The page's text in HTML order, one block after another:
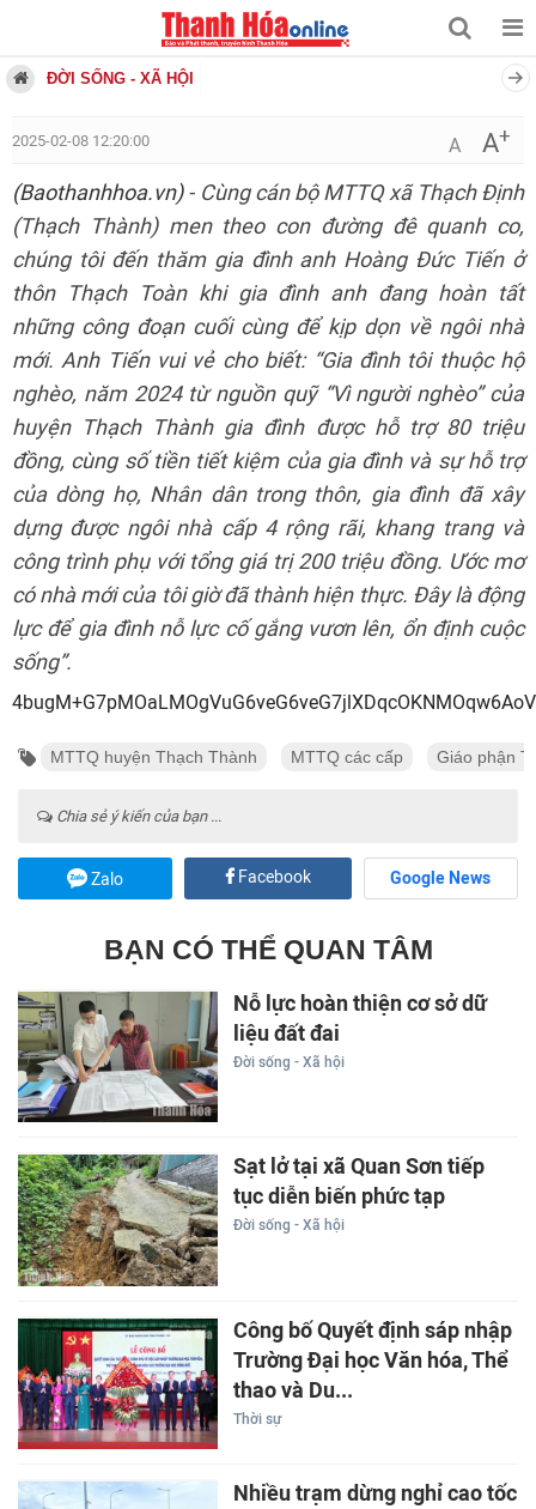
ĐỜI SỐNG - XÃ HỘI
2025-02-08 12:20:00 A A+
(Baothanhhoa.vn)- Cùng cán bộ MTTQ xã Thạch Định
(Thạch Thành) men theo con đường đê quanh co,
chúng tôi đến thăm gia đình anh Hoàng Đức Tiến ở
thôn Thạch Toàn khi gia đình anh đang hoàn tất
những công đoạn cuối cùng để kịp dọn về ngôi nhà
mới. Anh Tiến vui vẻ cho biết: “Gia đình tôi thuộc hộ
nghèo, năm 2024 từ nguồn quỹ “Vì người nghèo” của
huyện Thạch Thành gia đình được hỗ trợ 80 triệu
đồng, cùng số tiền tiết kiệm của gia đình và sự hỗ trợ
của dòng họ, Nhân dân trong thôn, gia đình đã xây
dựng được ngôi nhà cấp 4 rộng rãi, khang trang và
công trình phụ với tổng giá trị 200 triệu đồng. Ước mơ
có nhà mới của tôi giờ đã thành hiện thực. Đây là động
lực để gia đình nỗ lực cố gắng vươn lên, ổn định cuộc
sống”.
MTTQ huyện Thạch Thành MTTQ các cấp Giáo phận
Chia sẻ ý kiến của bạn ...
Zalo Facebook Google News
BẠN CÓ THỂ QUAN TÂM
Nỗ lực hoàn thiện cơ sở dữ
liệu đất đai
Đời sống - Xã hội
Sạt lở tại xã Quan Sơn tiếp
tục diễn biến phức tạp
Đời sống - Xã hội
Công bố Quyết định sáp nhập
Trường Đại học Văn hóa, Thể
thao và Du...
Thời sự
Nhiều trạm dừng nghỉ cao tốc